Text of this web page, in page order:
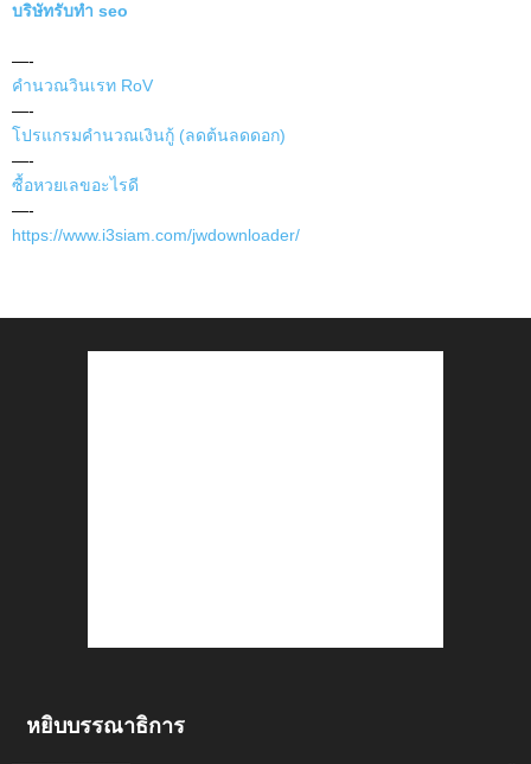
บริษัทรับทำ seo
—-
คำนวณวินเรท RoV
—-
โปรแกรมคำนวณเงินกู้ (ลดต้นลดดอก)
—-
ซื้อหวยเลขอะไรดี
—-
https://www.i3siam.com/jwdownloader/
หยิบบรรณาธิการ